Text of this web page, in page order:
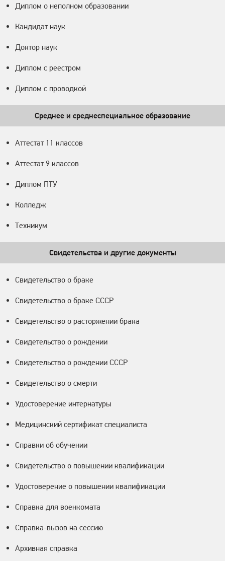
Диплом о неполном образовании
Кандидат наук
Доктор наук
Диплом с реестром
Диплом с проводкой
Среднее и среднеспециальное образование
Аттестат 11 классов
Аттестат 9 классов
Диплом ПТУ
Колледж
Техникум
Свидетельства и другие документы
Свидетельство о браке
Свидетельство о браке СССР
Свидетельство о расторжении брака
Свидетельство о рождении
Свидетельство о рождении СССР
Свидетельство о смерти
Удостоверение интернатуры
Медицинский сертификат специалиста
Справки об обучении
Свидетельство о повышении квалификации
Удостоверение о повышении квалификации
Справка для военкомата
Справка-вызов на сессию
Архивная справка